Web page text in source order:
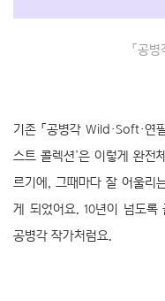
「공
기존 「공병각 Wild·Soft·연
스트 콜렉션’은 이렇게 완
르기에, 그때마다 잘 어울리
게 되었어요. 10년이 넘도록
공병각 작가처럼요.